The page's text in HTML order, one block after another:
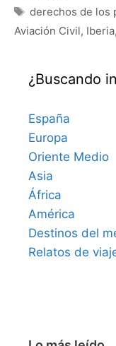
Etiquetas
derechos de los
Aviación Civil, Iberia,
¿Buscando
España
Europa
Oriente Medio
Asia
África
América
Destinos del
Relatos de